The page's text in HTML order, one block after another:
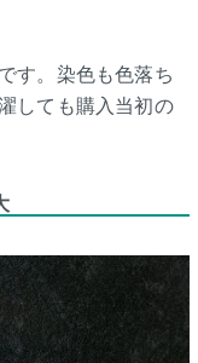
す。染色も色落ち
しても購入当初の